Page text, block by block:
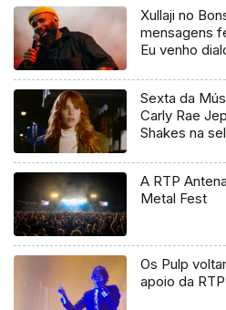
Xullaji no
mensagens
Eu venho
Sexta da
Carly Rae
Shakes na
A RTP
Metal Fest
Os Pulp
apoio da